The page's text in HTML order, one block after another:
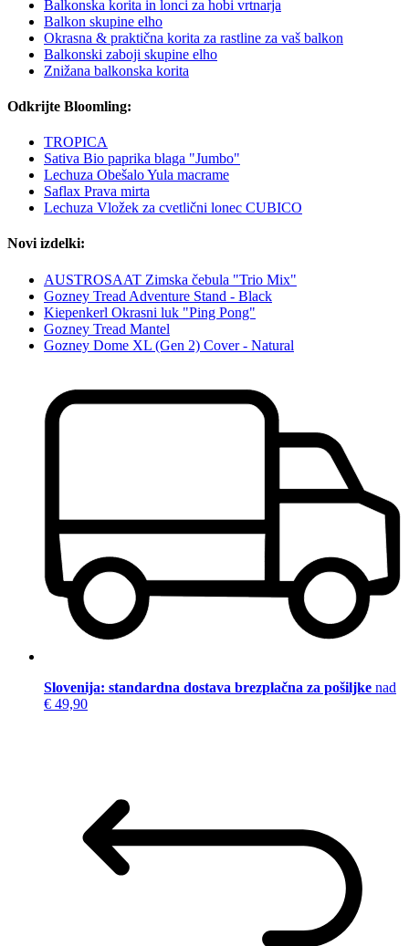
Balkonska korita in lonci za hobi vrtnarja
Balkon skupine elho
Okrasna & praktična korita za rastline za vaš balkon
Balkonski zaboji skupine elho
Znižana balkonska korita
Odkrijte Bloomling:
TROPICA
Sativa Bio paprika blaga "Jumbo"
Lechuza Obešalo Yula macrame
Saflax Prava mirta
Lechuza Vložek za cvetlični lonec CUBICO
Novi izdelki:
AUSTROSAAT Zimska čebula "Trio Mix"
Gozney Tread Adventure Stand - Black
Kiepenkerl Okrasni luk "Ping Pong"
Gozney Tread Mantel
Gozney Dome XL (Gen 2) Cover - Natural
Slovenija: standardna dostava brezplačna za pošiljke nad
€ 49,90